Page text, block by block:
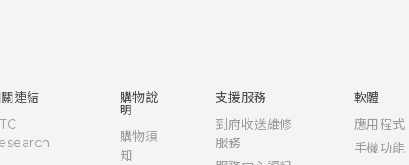
連結
購物說
明
購物須
知
支援服務
到府收送維修
服務
軟體
應用程式
手機功能